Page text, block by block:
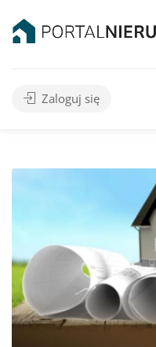
Zaloguj się